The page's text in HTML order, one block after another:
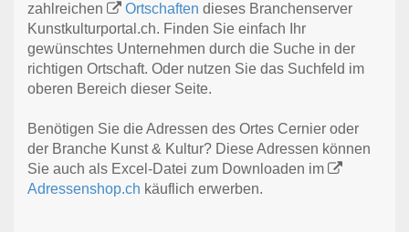
zahlreichen
Ortschaften dieses Branchenserver
Kunstkulturportal.ch. Finden Sie einfach Ihr
gewünschtes Unternehmen durch die Suche in der
richtigen Ortschaft. Oder nutzen Sie das Suchfeld im
oberen Bereich dieser Seite.
Benötigen Sie die Adressen des Ortes Cernier oder
der Branche Kunst & Kultur? Diese Adressen können
Sie auch als Excel-Datei zum Downloaden im
Adressenshop.ch käuflich erwerben.